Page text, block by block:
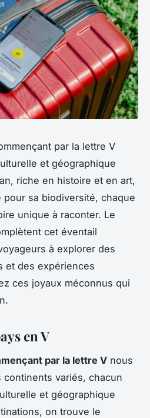
par la lettre V
et géographique
riche en histoire et en art,
pour sa biodiversité, chaque
unique à raconter. Le
cet éventail
à explorer des
et des expériences
ces joyaux méconnus qui
en V
par la lettre V nous
continents variés, chacun
et géographique
on trouve le